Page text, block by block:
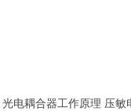
光电耦合器工作原理 压敏